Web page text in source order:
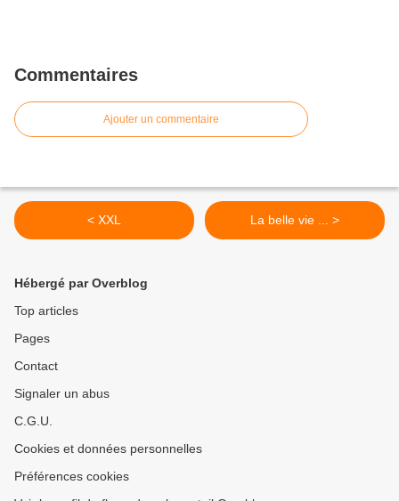
Commentaires
Ajouter un commentaire
< XXL La belle vie ... >
Hébergé par Overblog
Top articles
Pages
Contact
Signaler un abus
C.G.U.
Cookies et données personnelles
Préférences cookies